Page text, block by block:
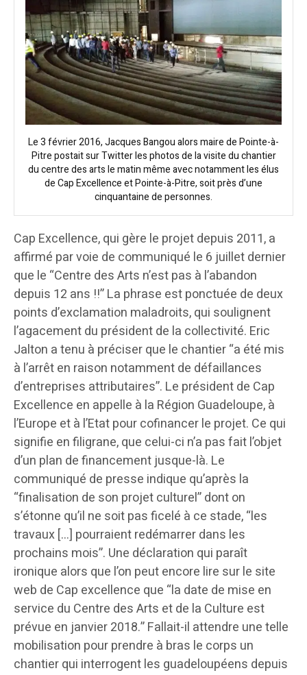
Le 3 février 2016, Jacques Bangou alors maire de Pointe-à-
Pitre postait sur Twitter les photos de la visite du chantier
du centre des arts le matin même avec notamment les élus
de Cap Excellence et Pointe-à-Pitre, soit près d’une
cinquantaine de personnes.
Cap Excellence, qui gère le projet depuis 2011, a
affirmé par voie de communiqué le 6 juillet dernier
que le “Centre des Arts n’est pas à l’abandon
depuis 12 ans !!” La phrase est ponctuée de deux
points d’exclamation maladroits, qui soulignent
l’agacement du président de la collectivité. Eric
Jalton a tenu à préciser que le chantier “a été mis
à l’arrêt en raison notamment de défaillances
d’entreprises attributaires”. Le président de Cap
Excellence en appelle à la Région Guadeloupe, à
l’Europe et à l’Etat pour cofinancer le projet. Ce qui
signifie en filigrane, que celui-ci n’a pas fait l’objet
d’un plan de financement jusque-là. Le
communiqué de presse indique qu’après la
“finalisation de son projet culturel” dont on
s’étonne qu’il ne soit pas ficelé à ce stade, “les
travaux […] pourraient redémarrer dans les
prochains mois”. Une déclaration qui paraît
ironique alors que l’on peut encore lire sur le site
web de Cap excellence que “la date de mise en
service du Centre des Arts et de la Culture est
prévue en janvier 2018.” Fallait-il attendre une telle
mobilisation pour prendre à bras le corps un
chantier qui interrogent les guadeloupéens depuis